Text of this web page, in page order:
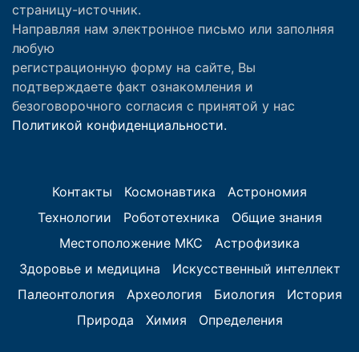
страницу-источник.
Направляя нам электронное письмо или заполняя
любую
регистрационную форму на сайте, Вы
подтверждаете факт ознакомления и
безоговорочного согласия с принятой у нас
Политикой конфиденциальности.
Контакты Космонавтика
Астрономия
Технологии
Робототехника
Общие знания
Местоположение МКС
Астрофизика
Здоровье и медицина
Искусственный интеллект
Палеонтология
Археология Биология
История
Природа
Химия Определения